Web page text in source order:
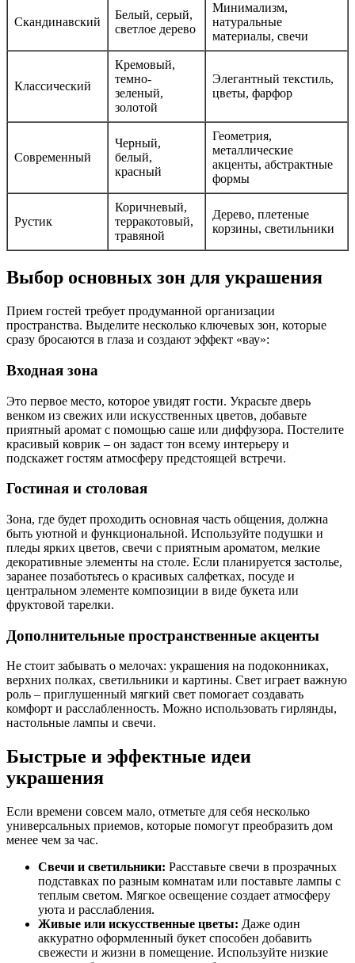
Скандинавский
Белый, серый,
светлое дерево
Минимализм,
натуральные
материалы, свечи
Классический
Кремовый,
темно-
зеленый,
золотой
Элегантный текстиль,
цветы, фарфор
Современный
Черный,
белый,
красный
Геометрия,
металлические
акценты, абстрактные
формы
Рустик
Коричневый,
терракотовый,
травяной
Дерево, плетеные
корзины, светильники
Выбор основных зон для украшения
Прием гостей требует продуманной организации
пространства. Выделите несколько ключевых зон, которые
сразу бросаются в глаза и создают эффект «вау»:
Входная зона
Это первое место, которое увидят гости. Украсьте дверь
венком из свежих или искусственных цветов, добавьте
приятный аромат с помощью саше или диффузора. Постелите
красивый коврик – он задаст тон всему интерьеру и
подскажет гостям атмосферу предстоящей встречи.
Гостиная и столовая
Зона, где будет проходить основная часть общения, должна
быть уютной и функциональной. Используйте подушки и
пледы ярких цветов, свечи с приятным ароматом, мелкие
декоративные элементы на столе. Если планируется застолье,
заранее позаботьтесь о красивых салфетках, посуде и
центральном элементе композиции в виде букета или
фруктовой тарелки.
Дополнительные пространственные акценты
Не стоит забывать о мелочах: украшения на подоконниках,
верхних полках, светильники и картины. Свет играет важную
роль – приглушенный мягкий свет помогает создавать
комфорт и расслабленность. Можно использовать гирлянды,
настольные лампы и свечи.
Быстрые и эффектные идеи
украшения
Если времени совсем мало, отметьте для себя несколько
универсальных приемов, которые помогут преобразить дом
менее чем за час.
Свечи и светильники: Расставьте свечи в прозрачных
подставках по разным комнатам или поставьте лампы с
теплым светом. Мягкое освещение создает атмосферу
уюта и расслабления.
Живые или искусственные цветы: Даже один
аккуратно оформленный букет способен добавить
свежести и жизни в помещение. Используйте низкие